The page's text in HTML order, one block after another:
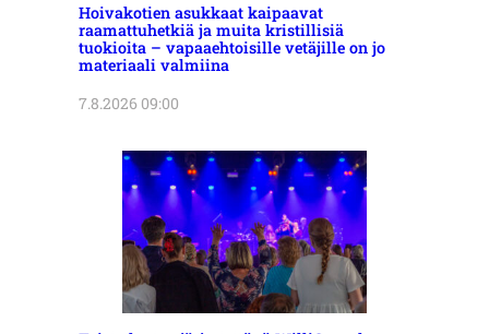
Hoivakotien asukkaat kaipaavat
raamattuhetkiä ja muita kristillisiä
tuokioita – vapaaehtoisille vetäjille on jo
materiaali valmiina
7.8.2026 09:00